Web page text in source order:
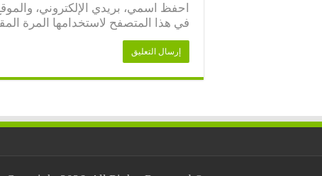
احفظ اسمي، بريدي الإلكتروني،
في هذا المتصفح لاستخدامها المرة